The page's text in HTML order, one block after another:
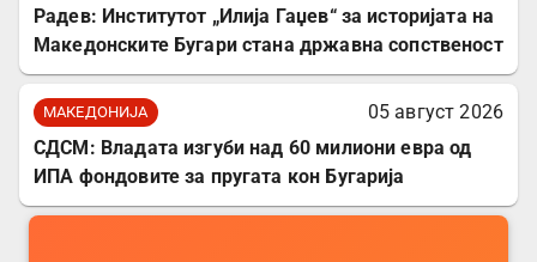
Радев: Институтот „Илија Гаџев“ за историјата на
Македонските Бугари стана државна сопственост
МАКЕДОНИЈА
05 август 2026
СДСМ: Владата изгуби над 60 милиони евра од
ИПА фондовите за пругата кон Бугарија